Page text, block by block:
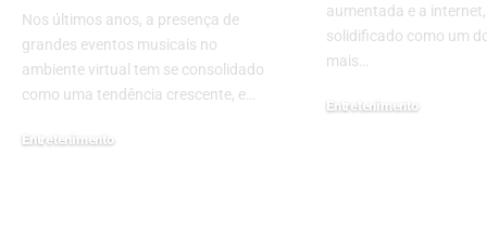
Nos últimos anos, a presença de
grandes eventos musicais no
ambiente virtual tem se consolidado
como uma tendência crescente, e…
Entretenimento
aumentada e a
solidificado como um
mais…
Entretenimento